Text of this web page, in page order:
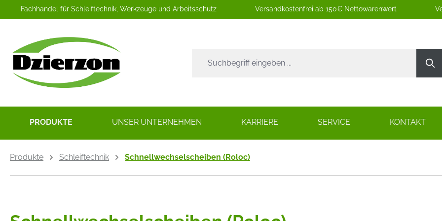
Zur Hauptnavigation springen
Fachhandel für Schleiftechnik, Werkzeuge und Arbeitsschutz Versandkostenfrei ab 150€ Nettowarenwert
PRODUKTE UNSER UNTERNEHMEN KARRIERE SERVICE KONTAKT
Produkte Schleiftechnik Schnellwechselscheiben (Roloc)